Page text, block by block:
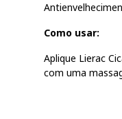
Como usar:
Aplique Lierac
com uma